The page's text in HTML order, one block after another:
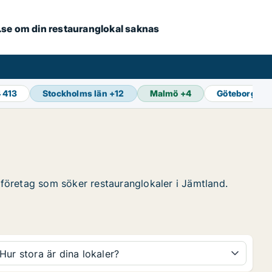
om din restauranglokal saknas
413 Stockholms län +12 Malmö +4 Göteborg
som söker restauranglokaler i Jämtland.
Hur stora är dina lokaler?